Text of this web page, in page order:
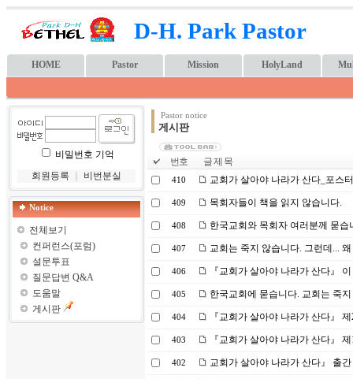
D-H. Park Pastor
HOME Pastor Mission HolyLand
비밀번호 기억
회원등록
비번분실
Notice
전체보기
컨퍼런스(포럼)
설문투표
질문답변 Q&A
도움말
게시판
Pastor notice
게시판
번호 글 제 목
410 교회가 살아야 나라가 산다_포스터
409 목회자들이 책을 읽지 않습니다.
408 한국교회와 목회자 여러분께 묻
407 교회는 죽지 않습니다. 그런데...
406 『교회가 살아야 나라가 산다』
405 한국교회에 묻습니다. 교회는 죽
404 『교회가 살아야 나라가 산다』
403 『교회가 살아야 나라가 산다』
402 교회가 살아야 나라가 산다』 출